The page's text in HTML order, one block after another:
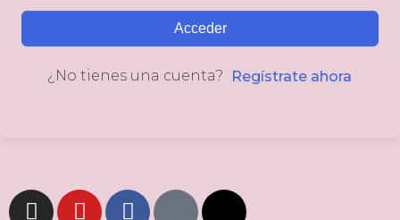
Acceder
¿No tienes una cuenta? Regístrate ahora